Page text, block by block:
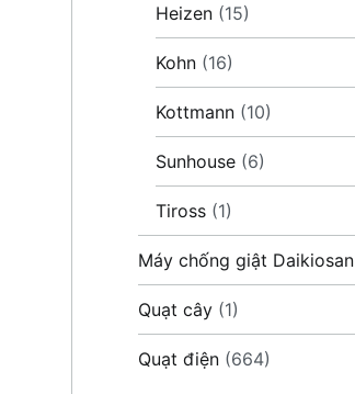
Heizen (15)
Kohn (16)
Kottmann (10)
Sunhouse (6)
Tiross (1)
Máy chống giật Daikiosan
Quạt cây (1)
Quạt điện (664)